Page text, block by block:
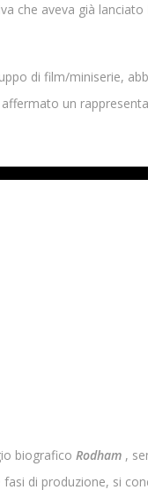
che aveva già lanciato
di film/miniserie,
un
biografico Rodham ,
di produzione, si